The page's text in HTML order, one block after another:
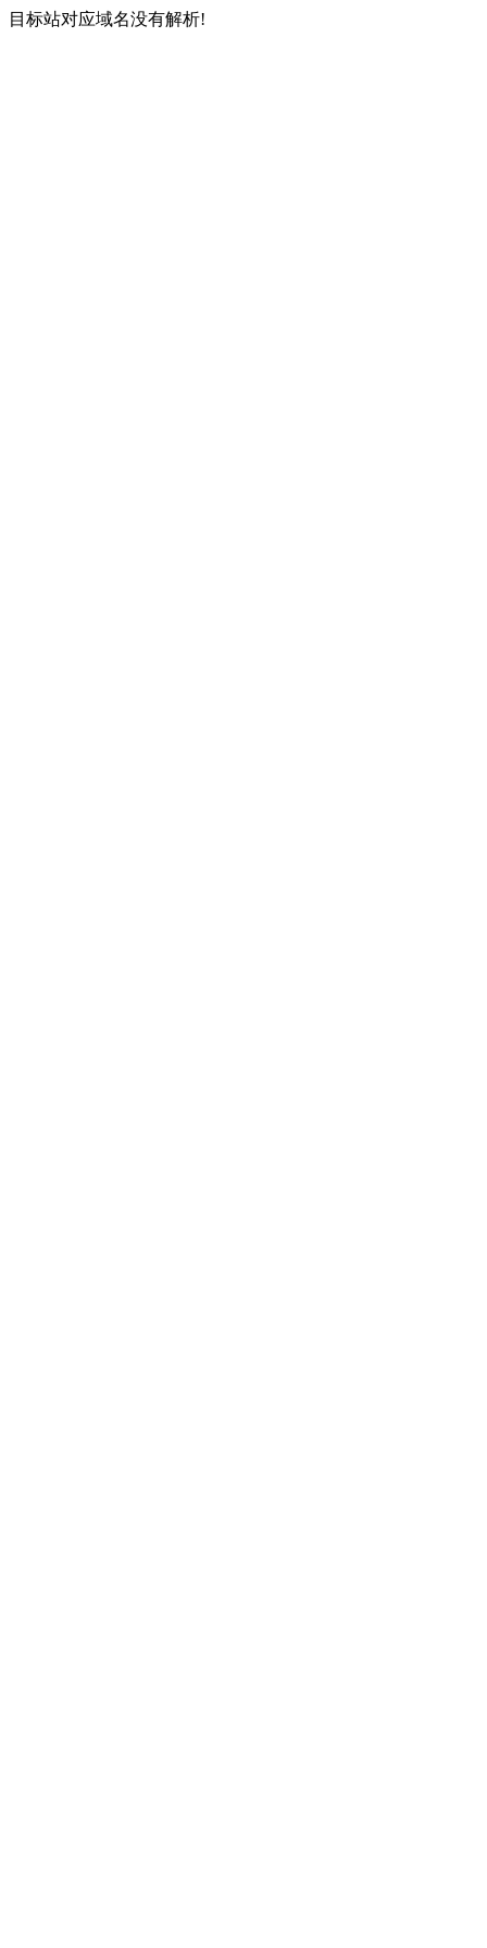
目标站对应域名没有解析!